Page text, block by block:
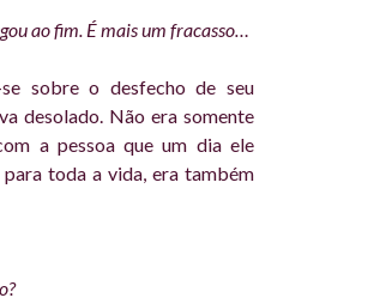
ao fim. É mais um fracasso…
sobre o desfecho de seu
desolado. Não era somente
a pessoa que um dia ele
toda a vida, era também